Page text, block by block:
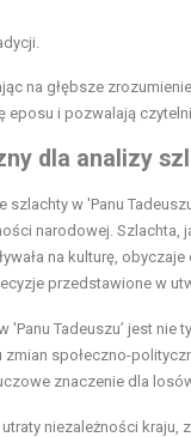
na głębsze
i pozwalają
dla analizy
w 'Panu
narodowej.
na kulturę,
przedstawione w
Tadeuszu’ jest
społeczno-
znaczenie dla
niezależności